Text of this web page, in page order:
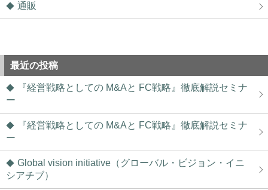
通販
最近の投稿
『経営戦略としての M&Aと FC戦略』徹底解説セミナ
ー
『経営戦略としての M&Aと FC戦略』徹底解説セミナ
ー
Global vision initiative（グローバル・ビジョン・イニ
シアチブ）